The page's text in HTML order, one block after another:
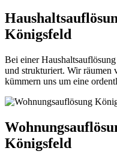
Königsfeld
Bei einer
und strukturiert. Wir räumen
kümmern uns um eine
Königsfeld